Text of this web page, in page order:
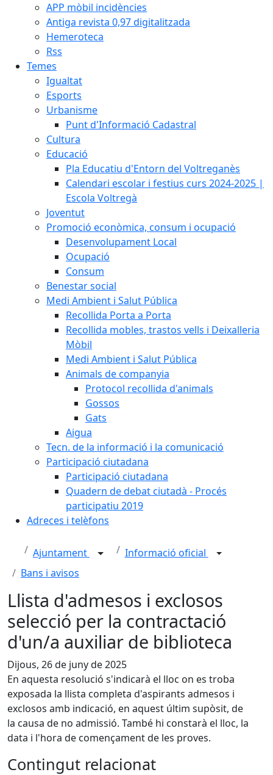
APP mòbil incidències
Antiga revista 0,97 digitalitzada
Hemeroteca
Rss
Temes
Igualtat
Esports
Urbanisme
Punt d'Informació Cadastral
Cultura
Educació
Pla Educatiu d'Entorn del Voltreganès
Calendari escolar i festius curs 2024-2025 |
Escola Voltregà
Joventut
Promoció econòmica, consum i ocupació
Desenvolupament Local
Ocupació
Consum
Benestar social
Medi Ambient i Salut Pública
Recollida Porta a Porta
Recollida mobles, trastos vells i Deixalleria
Mòbil
Medi Ambient i Salut Pública
Animals de companyia
Protocol recollida d'animals
Gossos
Gats
Aigua
Tecn. de la informació i la comunicació
Participació ciutadana
Participació ciutadana
Quadern de debat ciutadà - Procés
participatiu 2019
Adreces i telèfons
Ajuntament
Informació oficial
Bans i avisos
Llista d'admesos i exclosos
selecció per la contractació
d'un/a auxiliar de biblioteca
Dijous, 26 de juny de 2025
En aquesta resolució s'indicarà el lloc on es troba
exposada la llista completa d'aspirants admesos i
exclosos amb indicació, en aquest últim supòsit, de
la causa de no admissió. També hi constarà el lloc, la
data i l'hora de començament de les proves.
Contingut relacionat